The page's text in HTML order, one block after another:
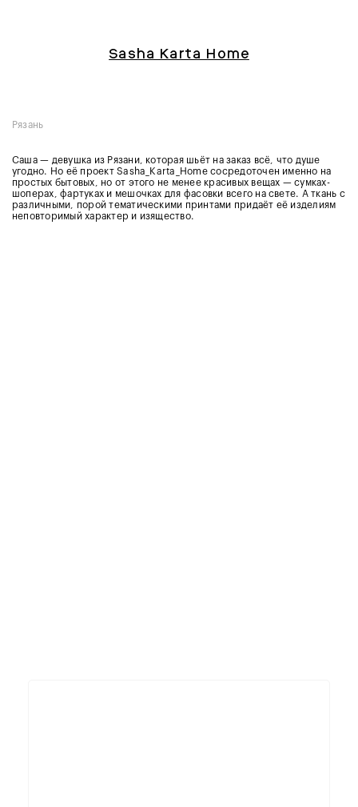
Sasha Karta Home
Рязань
Саша — девушка из Рязани, которая шьёт на заказ всё, что душе
угодно. Но её проект Sasha_Karta_Home сосредоточен именно на
простых бытовых, но от этого не менее красивых вещах — сумках-
шоперах, фартуках и мешочках для фасовки всего на свете. А ткань с
различными, порой тематическими принтами придаёт её изделиям
неповторимый характер и изящество.